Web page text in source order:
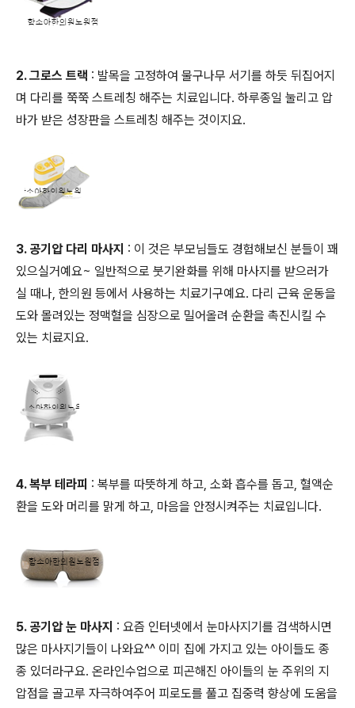
2. 그로스 트랙 : 발목을 고정하여 물구나무 서기를 하듯 뒤집어지
며 다리를 쭉쭉 스트레칭 해주는 치료입니다. 하루종일 눌리고 압
바가 받은 성장판을 스트레칭 해주는 것이지요.
3. 공기압 다리 마사지 : 이 것은 부모님들도 경험해보신 분들이 꽤
있으실거예요~ 일반적으로 붓기완화를 위해 마사지를 받으러가
실 때나, 한의원 등에서 사용하는 치료기구예요. 다리 근육 운동을
도와 몰려있는 정맥혈을 심장으로 밀어올려 순환을 촉진시킬 수
있는 치료지요.
4. 복부 테라피 : 복부를 따뜻하게 하고, 소화 흡수를 돕고, 혈액순
환을 도와 머리를 맑게 하고, 마음을 안정시켜주는 치료입니다.
5. 공기압 눈 마사지 : 요즘 인터넷에서 눈마사지기를 검색하시면
많은 마사지기들이 나와요^^ 이미 집에 가지고 있는 아이들도 종
종 있더라구요. 온라인수업으로 피곤해진 아이들의 눈 주위의 지
압점을 골고루 자극하여주어 피로도를 풀고 집중력 향상에 도움을